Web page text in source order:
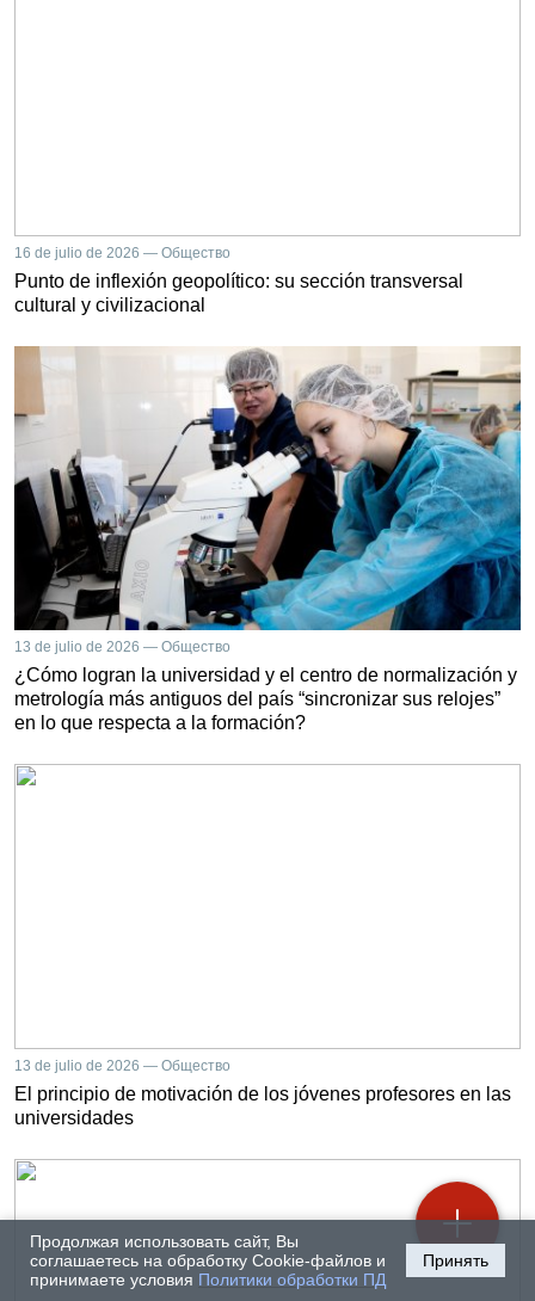
Продолжая использовать сайт, Вы
соглашаетесь на обработку Cookie-файлов и
принимаете условия Политики обработки ПД
Принять
16 de julio de 2026 — Общество
Punto de inflexión geopolítico: su sección transversal
cultural y civilizacional
13 de julio de 2026 — Общество
¿Cómo logran la universidad y el centro de normalización y
metrología más antiguos del país “sincronizar sus relojes”
en lo que respecta a la formación?
13 de julio de 2026 — Общество
El principio de motivación de los jóvenes profesores en las
universidades